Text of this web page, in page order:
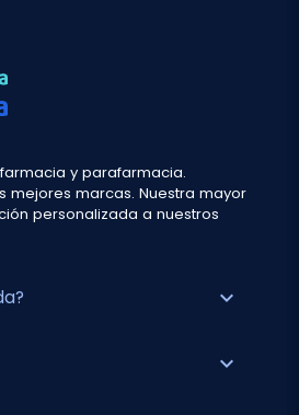
y parafarmacia.
mejores marcas. Nuestra mayor
personalizada a nuestros
expand_more
expand_more